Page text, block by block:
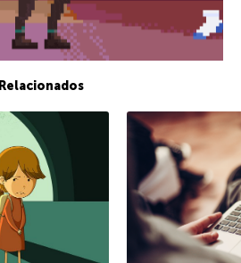
Relacionados